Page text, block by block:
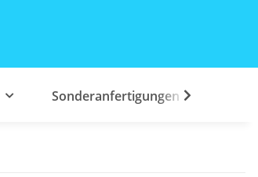
Sonderanfertigungen